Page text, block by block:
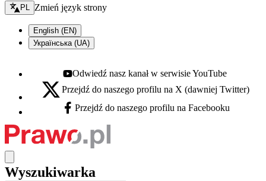
Zmień język - bieżący:
PL Zmień język strony
English (EN)
Українська (UA)
Youtube - otwiera się w nowej karcie
Odwiedź nasz kanał w serwisie YouTube
X - otwiera się w nowej karcie
Przejdź do naszego profilu na X (dawniej Twitter)
Facebook - otwiera się w nowej karcie
Przejdź do naszego profilu na Facebooku
Wyszukiwarka